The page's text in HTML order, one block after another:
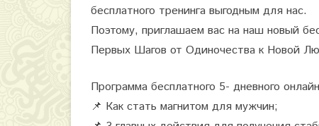
.
бесплатного тренинга выгодным для нас.
Поэтому, приглашаем вас на наш новый
Первых Шагов от Одиночества к Новой
Программа бесплатного 5- дневного
📌 Как стать магнитом для мужчин;